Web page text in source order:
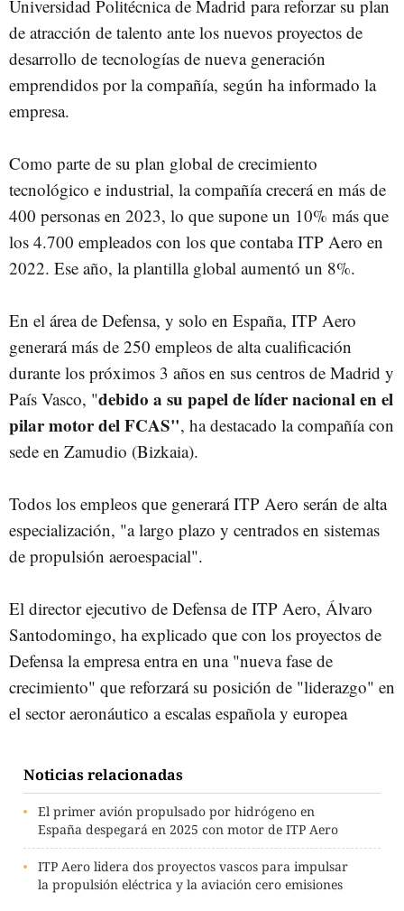
Universidad Politécnica de Madrid para reforzar su plan
de atracción de talento ante los nuevos proyectos de
desarrollo de tecnologías de nueva generación
emprendidos por la compañía, según ha informado la
empresa.
Como parte de su plan global de crecimiento
tecnológico e industrial, la compañía crecerá en más de
400 personas en 2023, lo que supone un 10% más que
los 4.700 empleados con los que contaba ITP Aero en
2022. Ese año, la plantilla global aumentó un 8%.
En el área de Defensa, y solo en España, ITP Aero
generará más de 250 empleos de alta cualificación
durante los próximos 3 años en sus centros de Madrid y
País Vasco, "debido a su papel de líder nacional en el
pilar motor del FCAS", ha destacado la compañía con
sede en Zamudio (Bizkaia).
Todos los empleos que generará ITP Aero serán de alta
especialización, "a largo plazo y centrados en sistemas
de propulsión aeroespacial".
El director ejecutivo de Defensa de ITP Aero, Álvaro
Santodomingo, ha explicado que con los proyectos de
Defensa la empresa entra en una "nueva fase de
crecimiento" que reforzará su posición de "liderazgo" en
el sector aeronáutico a escalas española y europea
Noticias relacionadas
El primer avión propulsado por hidrógeno en
España despegará en 2025 con motor de ITP Aero
ITP Aero lidera dos proyectos vascos para impulsar
la propulsión eléctrica y la aviación cero emisiones